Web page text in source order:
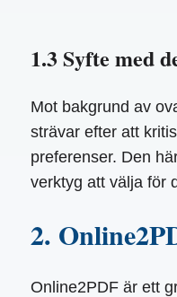
1.3 Syfte med
Mot bakgrund av
strävar efter att
preferenser. Den
verktyg att välja för
2.
Online2PDF är ett